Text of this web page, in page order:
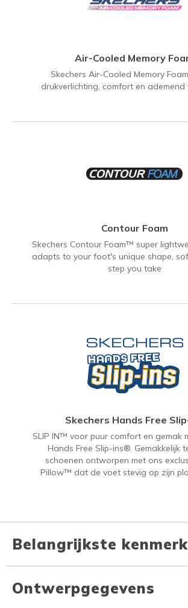
Air-Cooled Memory
Skechers Air-Cooled Memory
drukverlichting, comfort en ademend
Contour Foam
Skechers Contour Foam™ super
adapts to your foot's unique shape,
step you take
Skechers Hands Free
SLIP IN™ voor puur comfort en gemak
Hands Free Slip-ins®. Gemakkelijk
schoenen ontworpen met ons
Pillow™ dat de voet stevig op zijn
Belangrijkste
Ontwerpgegevens